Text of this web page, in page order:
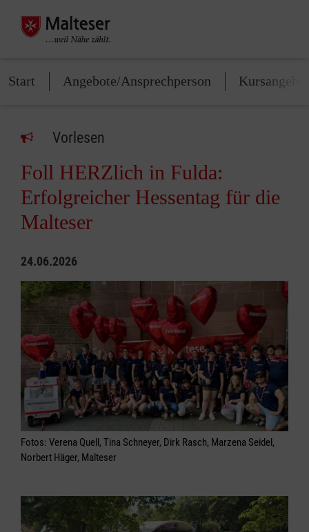
Start Angebote/Ansprechperson Kursangebot
Vorlesen
Foll HERZlich in Fulda:
Erfolgreicher Hessentag für die
Malteser
24.06.2026
Fotos: Verena Quell, Tina Schneyer, Dirk Rasch, Marzena Seidel,
Norbert Häger, Malteser